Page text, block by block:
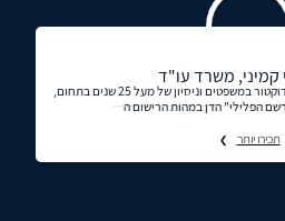
קמיני, משרד עו"ד
ד"ר רותי קמיני, עו"ד בעלת תואר דוקטור במשפטים וניסיון של מעל 25 שנים בתחום,
הפלילי" הדן במהות הרישום ה
תכירו יותר